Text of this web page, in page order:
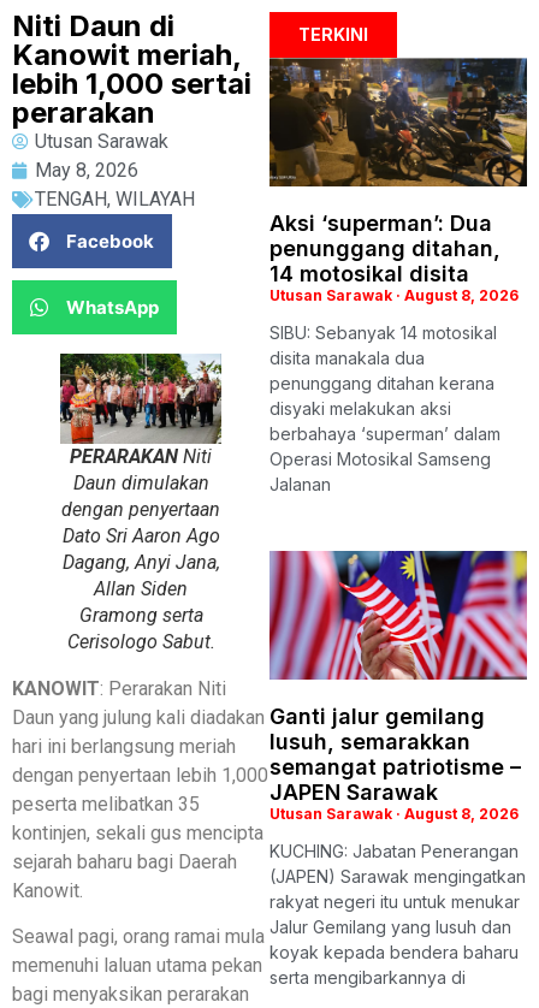
Niti Daun di
Kanowit meriah,
lebih 1,000 sertai
perarakan
Utusan Sarawak
May 8, 2026
TENGAH, WILAYAH
Facebook
WhatsApp
PERARAKAN Niti
Daun dimulakan
dengan penyertaan
Dato Sri Aaron Ago
Dagang, Anyi Jana,
Allan Siden
Gramong serta
Cerisologo Sabut.
KANOWIT: Perarakan Niti
Daun yang julung kali diadakan
hari ini berlangsung meriah
dengan penyertaan lebih 1,000
peserta melibatkan 35
kontinjen, sekali gus mencipta
sejarah baharu bagi Daerah
Kanowit.
Seawal pagi, orang ramai mula
memenuhi laluan utama pekan
bagi menyaksikan perarakan
TERKINI
Aksi ‘superman’: Dua
penunggang ditahan,
14 motosikal disita
Utusan Sarawak August 8, 2026
SIBU: Sebanyak 14 motosikal
disita manakala dua
penunggang ditahan kerana
disyaki melakukan aksi
berbahaya ‘superman’ dalam
Operasi Motosikal Samseng
Jalanan
Ganti jalur gemilang
lusuh, semarakkan
semangat patriotisme –
JAPEN Sarawak
Utusan Sarawak August 8, 2026
KUCHING: Jabatan Penerangan
(JAPEN) Sarawak mengingatkan
rakyat negeri itu untuk menukar
Jalur Gemilang yang lusuh dan
koyak kepada bendera baharu
serta mengibarkannya di